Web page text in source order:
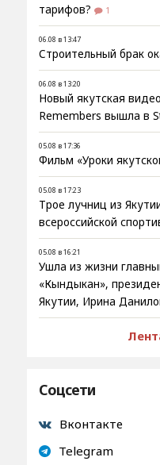
тарифов?
1
06.08 в 13:47
Строительный брак
06.08 в 13:20
Новый якутская
Remembers вышла в
05.08 в 17:36
Фильм «Уроки
05.08 в 17:23
Трое лучниц из
всероссийской
05.08 в 16:21
Ушла из жизни
«Кындыкан»,
Якутии, Ирина
Соцсети
Вконтакте
Telegram